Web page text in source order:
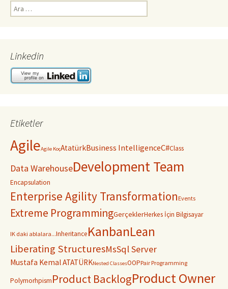
Arama:
Linkedin
Etiketler
AgileAgile KoçAtatürkBusiness IntelligenceC#Class
Data WarehouseDevelopment Team
Encapsulation
Enterprise Agility TransformationEvents
Extreme ProgrammingGerçeklerHerkes İçin Bilgisayar
IK daki ablalara...InheritanceKanbanLean
Liberating StructuresMsSql Server
Mustafa Kemal ATATÜRKNested ClassesOOPPair Programming
PolymorhpismProduct BacklogProduct Owner